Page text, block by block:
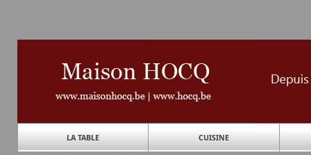
LA TABLE CUISINE